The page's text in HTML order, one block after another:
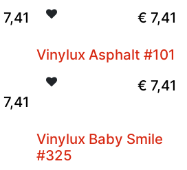
7,41
€ 7,41
7,41
Vinylux Asphalt #101
€ 7,41
Vinylux Baby Smile
#325